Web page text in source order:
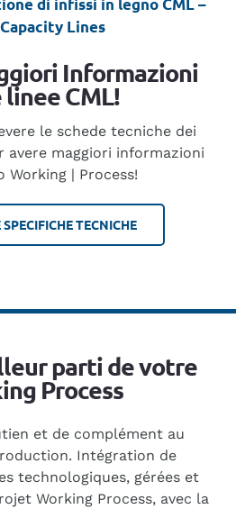
di infissi in legno CML –
Lines
Informazioni
CML!
le schede tecniche dei
avere maggiori informazioni
Working | Process!
SPECIFICHE TECNICHE
parti de votre
Process
et de complément au
Intégration de
technologiques, gérées et
Working Process, avec la